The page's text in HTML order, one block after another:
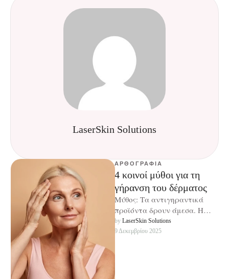
LaserSkin Solutions
ΑΡΘΟΓΡΑΦΊΑ
4 κοινοί μύθοι για τη
γήρανση του δέρματος
Μύθος: Τα αντιγηραντικά
προϊόντα δρουν άμεσα. Η
πραγματικότητα είναι ότι η
βελτίωση του δέρματος
…
by LaserSkin Solutions
9 Δεκεμβρίου 2025